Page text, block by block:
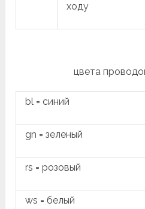
ходу
цвета
bl = синий
gn = зеленый
rs = розовый
ws = белый